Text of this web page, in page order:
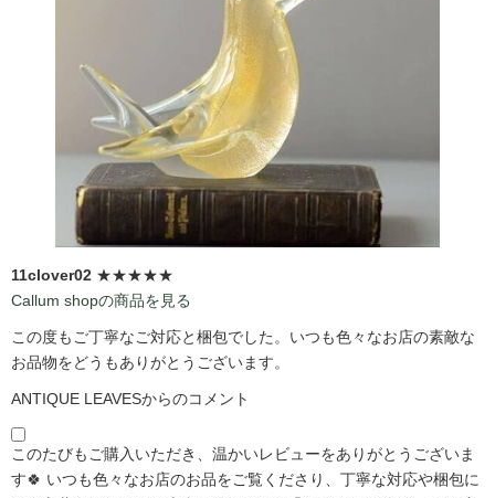
11clover02 ★★★★★
Callum shopの商品を見る
この度もご丁寧なご対応と梱包でした。いつも色々なお店の素敵な
お品物をどうもありがとうございます。
ANTIQUE LEAVESからのコメント
このたびもご購入いただき、温かいレビューをありがとうございま
す🍀 いつも色々なお店のお品をご覧くださり、丁寧な対応や梱包に